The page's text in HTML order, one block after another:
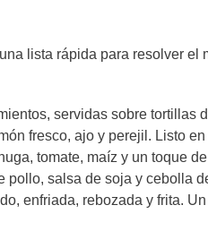
lista rápida para resolver el
servidas sobre tortillas
fresco, ajo y perejil. Listo
tomate, maíz y un toque
pollo, salsa de soja y cebolla
enfriada, rebozada y frita. Un